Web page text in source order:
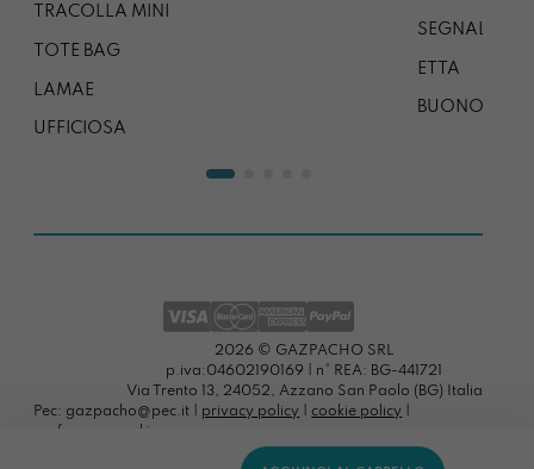
TRACOLLA MINI
TOTE BAG
LAMAE
UFFICIOSA
SEGNALIBRO
ETTA
BUONO
2026 © GAZPACHO SRL
p.iva:04602190169 | n° REA: BG-441721
Via Trento 13, 24052, Azzano San Paolo (BG) Italia
Pec: gazpacho@pec.it | privacy policy cookie policy
preferenze cookies